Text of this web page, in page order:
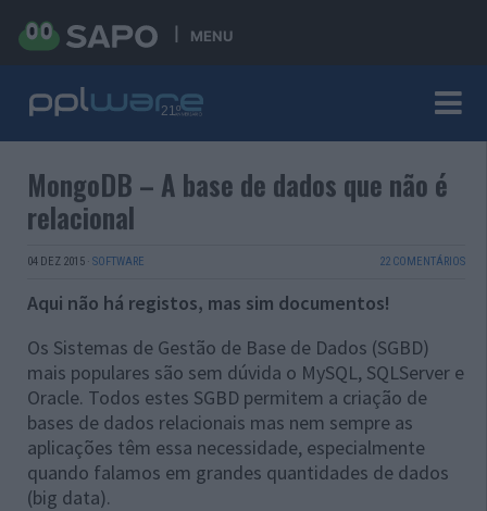
MENU
MongoDB – A base de dados que não é
relacional
04 DEZ 2015 · SOFTWARE 22 COMENTÁRIOS
Aqui não há registos, mas sim documentos!
Os Sistemas de Gestão de Base de Dados (SGBD)
mais populares são sem dúvida o MySQL, SQLServer e
Oracle. Todos estes SGBD permitem a criação de
bases de dados relacionais mas nem sempre as
aplicações têm essa necessidade, especialmente
quando falamos em grandes quantidades de dados
(big data).